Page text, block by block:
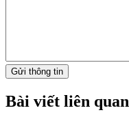
Gửi thông tin
Bài viết liên quan